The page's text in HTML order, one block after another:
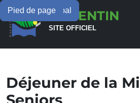
Menu principal
Contenu principal
Pied de pageLAMENTIN
SITE OFFICIEL
Déjeuner de la